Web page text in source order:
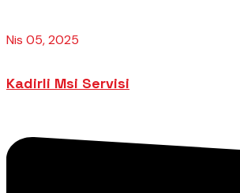
Nis 05, 2025
Kadirli Msi Servisi